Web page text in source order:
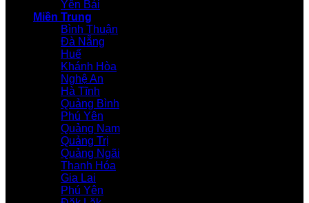
Yên Bái
Miền Trung
Bình Thuận
Đà Nẵng
Huế
Khánh Hòa
Nghệ An
Hà Tĩnh
Quảng Bình
Phú Yên
Quảng Nam
Quảng Trị
Quảng Ngãi
Thanh Hóa
Gia Lai
Phú Yên